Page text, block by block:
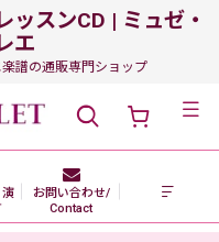
ッスンCD | ミュゼ・
エ
譜の通販専門ショップ
お問い合わせ/
Contact